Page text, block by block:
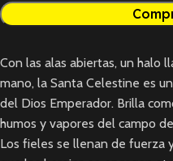
Con las alas abiertas, un halo
mano, la Santa Celestine es
del Dios Emperador. Brilla
humos y vapores del campo
Los fieles se llenan de fuerza